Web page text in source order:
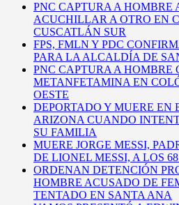
PNC CAPTURA A HOMBRE
ACUCHILLAR A OTRO EN
CUSCATLÁN SUR
FPS, FMLN Y PDC
PARA LA ALCALDÍA DE
PNC CAPTURA A HOMBRE
METANFETAMINA EN
OESTE
DEPORTADO Y MUERE EN
ARIZONA CUANDO
SU FAMILIA
MUERE JORGE MESSI,
DE LIONEL MESSI, A LOS
ORDENAN DETENCIÓN
HOMBRE ACUSADO DE
TENTADO EN SANTA ANA